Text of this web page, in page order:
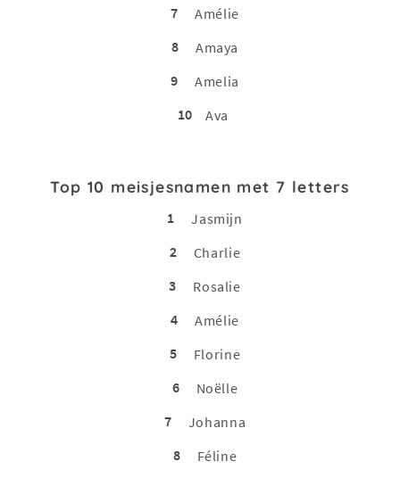
7
Amélie
8
Amaya
9
Amelia
10
Ava
Top 10 meisjesnamen met 7 letters
1
Jasmijn
2
Charlie
3
Rosalie
4
Amélie
5
Florine
6
Noëlle
7
Johanna
8
Féline